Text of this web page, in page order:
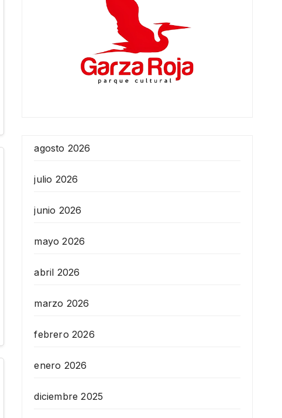
agosto 2026
julio 2026
junio 2026
mayo 2026
abril 2026
marzo 2026
febrero 2026
enero 2026
diciembre 2025